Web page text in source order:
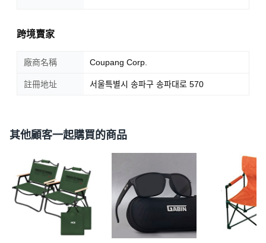
跨境賣家
廠商名稱 Coupang Corp.
註冊地址 서울특별시 송파구 송파대로 570
其他顧客一起購買的商品